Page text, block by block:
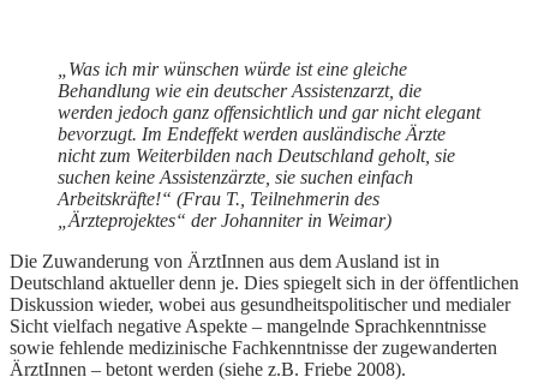
„Was ich mir wünschen würde ist eine gleiche
Behandlung wie ein deutscher Assistenzarzt, die
werden jedoch ganz offensichtlich und gar nicht elegant
bevorzugt. Im Endeffekt werden ausländische Ärzte
nicht zum Weiterbilden nach Deutschland geholt, sie
suchen keine Assistenzärzte, sie suchen einfach
Arbeitskräfte!“ (Frau T., Teilnehmerin des
„Ärzteprojektes“ der Johanniter in Weimar)
Die Zuwanderung von ÄrztInnen aus dem Ausland ist in
Deutschland aktueller denn je. Dies spiegelt sich in der öffentlichen
Diskussion wieder, wobei aus gesundheitspolitischer und medialer
Sicht vielfach negative Aspekte – mangelnde Sprachkenntnisse
sowie fehlende medizinische Fachkenntnisse der zugewanderten
ÄrztInnen – betont werden (siehe z.B. Friebe 2008).